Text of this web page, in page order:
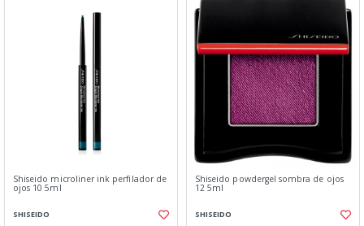
Shiseido microliner ink perfilador de
ojos 10 5ml
SHISEIDO
Shiseido powdergel sombra de ojos
12 5ml
SHISEIDO